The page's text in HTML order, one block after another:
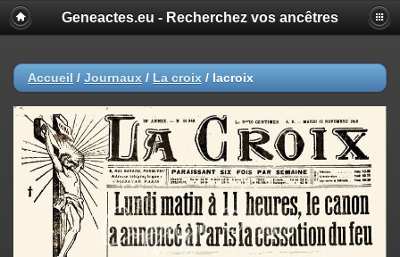
Geneactes.eu - Recherchez vos ancêtres
Accueil / Journaux / La croix / lacroix